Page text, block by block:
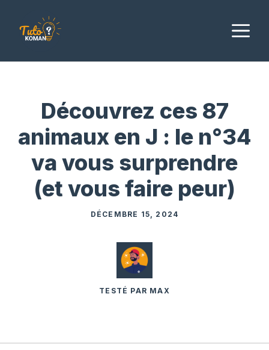
contenu
Découvrez ces 87
animaux en J : le n°34
va vous surprendre
(et vous faire peur)
DÉCEMBRE 15, 2024
TESTÉ PAR MAX